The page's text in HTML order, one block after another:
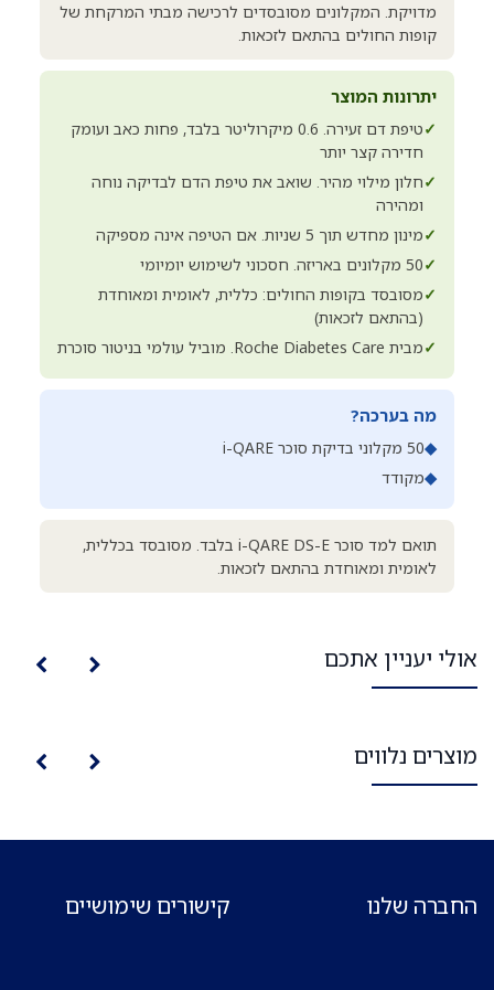
מדויקת. המקלונים מסובסדים לרכישה מבתי המרקחת של
קופות החולים בהתאם לזכאות.
יתרונות המוצר
✓
טיפת דם זעירה. 0.6 מיקרוליטר בלבד, פחות כאב ועומק
חדירה קצר יותר
✓חלון מילוי מהיר. שואב את טיפת הדם לבדיקה נוחה
ומהירה
✓מינון מחדש תוך 5 שניות. אם הטיפה אינה מספיקה
✓50 מקלונים באריזה. חסכוני לשימוש יומיומי
✓מסובסד בקופות החולים: כללית, לאומית ומאוחדת
(בהתאם לזכאות)
✓מבית Roche Diabetes Care. מוביל עולמי בניטור סוכרת
מה בערכה?
◆50 מקלוני בדיקת סוכר i-QARE
◆מקודד
תואם למד סוכר i-QARE DS-E בלבד. מסובסד בכללית,
לאומית ומאוחדת בהתאם לזכאות.
אולי יעניין אתכם
מוצרים נלווים
החברה שלנו קישורים שימושיים